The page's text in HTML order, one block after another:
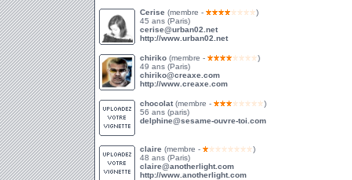
Cerise (membre -
)
45 ans (Paris)
cerise@urban02.net
http://www.urban02.net
chiriko (membre -
)
49 ans (Paris)
chiriko@creaxe.com
http://www.creaxe.com
chocolat(membre -
)
56 ans (paris)
delphine@sesame-ouvre-toi.com
claire (membre -
)
48 ans (Paris)
claire@anotherlight.com
http://www.anotherlight.com